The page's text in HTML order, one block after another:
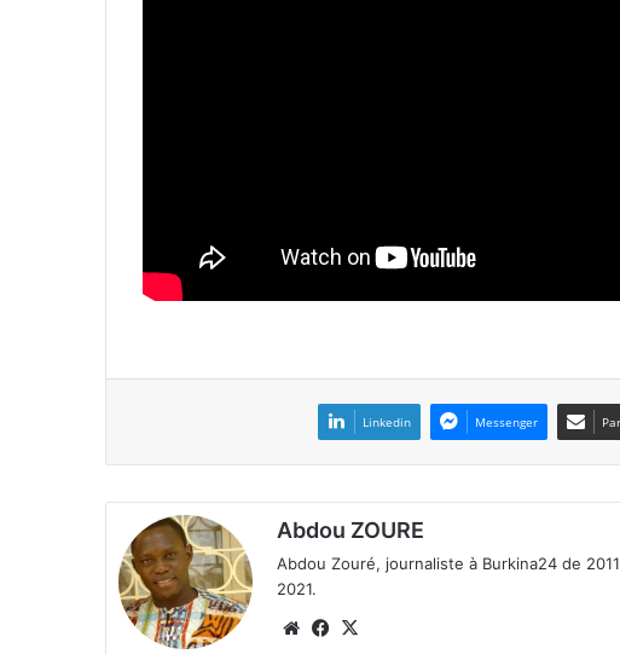
Linkedin Messenger
Abdou ZOURE
Abdou Zouré, journaliste à Burkina24 de
2021.
We Fa